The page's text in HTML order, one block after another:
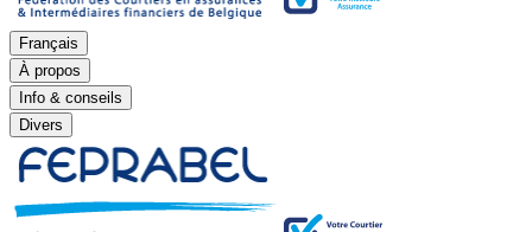
Français
À propos
Info & conseils
Divers